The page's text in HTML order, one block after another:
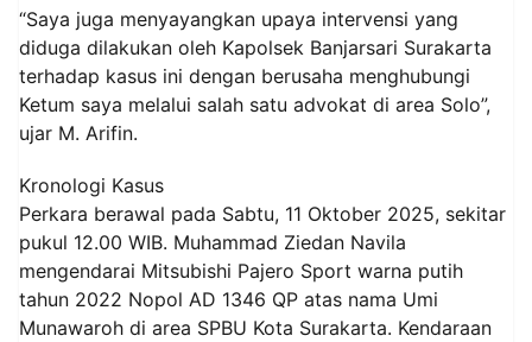
“Saya juga menyayangkan upaya intervensi yang
diduga dilakukan oleh Kapolsek Banjarsari Surakarta
terhadap kasus ini dengan berusaha menghubungi
Ketum saya melalui salah satu advokat di area Solo”,
ujar M. Arifin.
Kronologi Kasus
Perkara berawal pada Sabtu, 11 Oktober 2025, sekitar
pukul 12.00 WIB. Muhammad Ziedan Navila
mengendarai Mitsubishi Pajero Sport warna putih
tahun 2022 Nopol AD 1346 QP atas nama Umi
Munawaroh di area SPBU Kota Surakarta. Kendaraan